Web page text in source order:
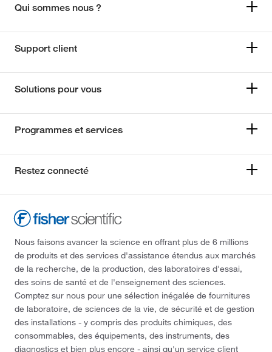
Qui sommes nous ?
Support client
Solutions pour vous
Programmes et services
Restez connecté
Nous faisons avancer la science en offrant plus de 6 millions
de produits et des services d'assistance étendus aux marchés
de la recherche, de la production, des laboratoires d'essai,
des soins de santé et de l'enseignement des sciences.
Comptez sur nous pour une sélection inégalée de fournitures
de laboratoire, de sciences de la vie, de sécurité et de gestion
des installations - y compris des produits chimiques, des
consommables, des équipements, des instruments, des
diagnostics et bien plus encore - ainsi qu'un service client